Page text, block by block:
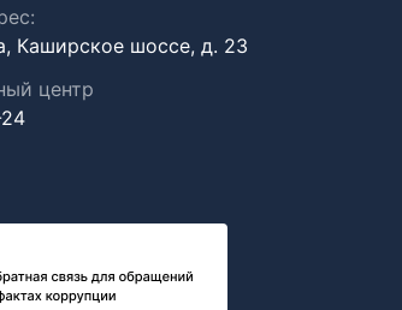
Каширское шоссе, д. 23
центр